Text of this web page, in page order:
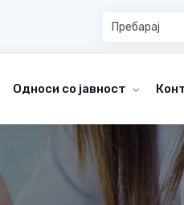
Односи со јавност